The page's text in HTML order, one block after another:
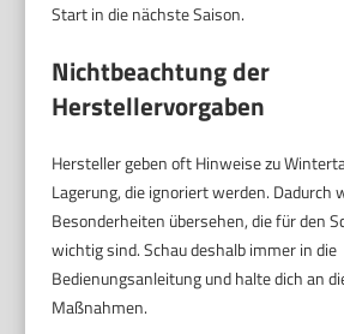
Start in die nächste Saison.
Nichtbeachtung der
Herstellervorgaben
Hersteller geben oft Hinweise zu
Lagerung, die ignoriert werden. Dadurch
Besonderheiten übersehen, die für den
wichtig sind. Schau deshalb immer in die
Bedienungsanleitung und halte dich an
Maßnahmen.